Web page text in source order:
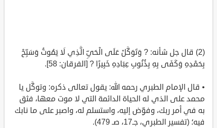
(2) قال جل شأنه: ? وَتَوَكَّلْ عَلَى الْحَيِّ الَّذِي لَا يَمُوتُ وَسَبِّحْ
بِحَمْدِهِ وَكَفَى بِهِ بِذُنُوبِ عِبَادِهِ خَبِيرًا ? [الفرقان: 58].
• قال الإمام الطبري رحمه الله: يقول تعالى ذكره: وتوكَّل يا
محمد على الذي له الحياة الدائمة التي لا موت معها، فثق
به في أمر ربك، وفوِّض إليه، واستسلم له، واصبر على ما نابك
فيه؛ (تفسير الطبري، جـ17، صـ 479).